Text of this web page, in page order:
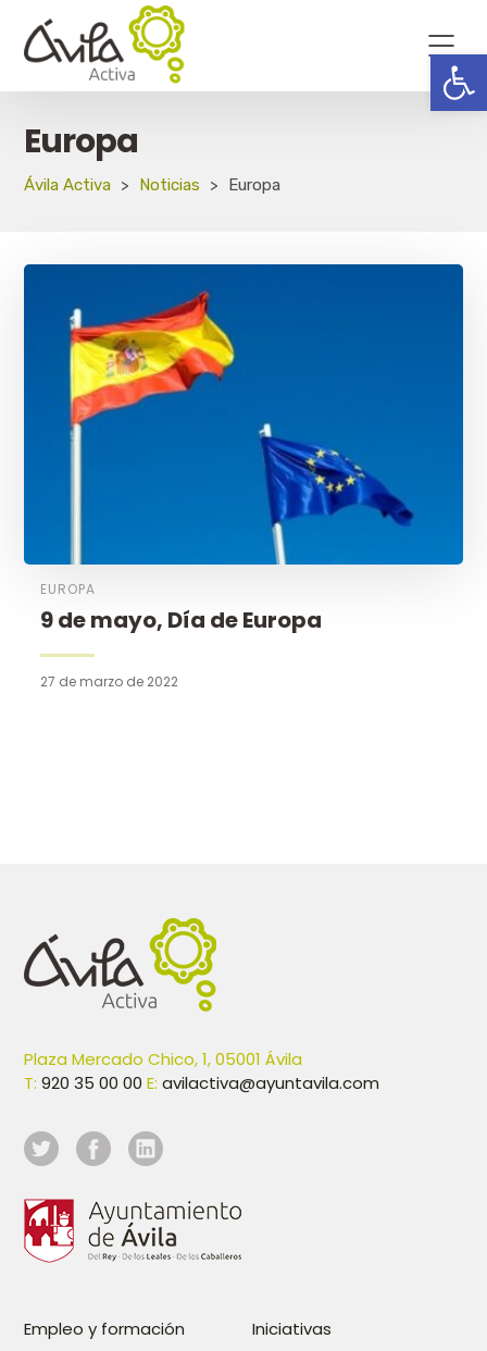
Europa
Ávila Activa > Noticias > Europa
EUROPA
9 de mayo, Día de Europa
27 de marzo de 2022
Plaza Mercado Chico, 1, 05001 Ávila
T:920 35 00 00 E:avilactiva@ayuntavila.com
Empleo y formación Iniciativas